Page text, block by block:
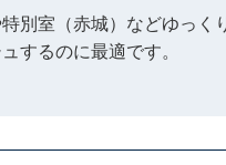
別室（赤城）などゆっく
するのに最適です。